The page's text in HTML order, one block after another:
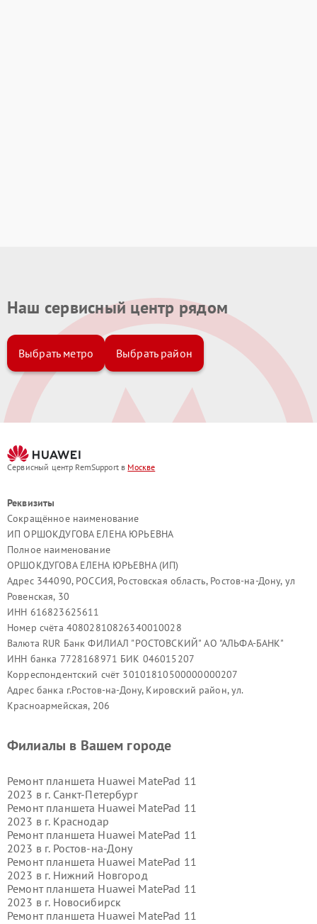
Планшет Huawei — надежное устройство, однако
эксплуатация, механические воздействия, повреждения влаги
или сбои в программной среде могут привести к
необходимости ремонта. Мы готовы выполнить
восстановление любой сложности.
Замена экрана и сенсора— устраняем трещины, пятна,
нарушения яркости.
разрядом, перегревом, нестабильной работой питания и
отсутствием зарядки.
Очистка после попадания влаги
восстановление внутренней электроники, удаление
коррозии, замену пострадавших элементов.
Ремонт разъёмов
разъём, разъём гарнитуры и контакты кнопок, устраняем
механические повреждения и проблемы пайки.
Проблемы связи— исправляем некорректную работу Wi-
Fi, Bluetooth, SIM-модуля, GPS и сбои в сетевых
интерфейсах.
Программные неисправности— устраняем вирусы,
блокировки системы и некорректную работу приложений.
Сроки, гарантии и консультации по ремонту
Мы стремимся выполнять ремонт Huawei MatePad 11 2023
максимально быстро, при этом качество остаётся
приоритетом. Большинство типичных неисправностей
Наш сервисный центр рядом
Выбрать метро Выбрать район
Сервисный центр RemSupport в Москве
Реквизиты
Сокращённое наименование
ИП ОРШОКДУГОВА ЕЛЕНА ЮРЬЕВНА
Полное наименование
ОРШОКДУГОВА ЕЛЕНА ЮРЬЕВНА (ИП)
Адрес 344090, РОССИЯ, Ростовская область, Ростов-на-Дону, ул
Ровенская, 30
ИНН 616823625611
Номер счёта 40802810826340010028
Валюта RUR Банк ФИЛИАЛ "РОСТОВСКИЙ" АО "АЛЬФА-БАНК"
ИНН банка 7728168971 БИК 046015207
Корреспондентский счёт 30101810500000000207
Адрес банка г.Ростов-на-Дону, Кировский район, ул.
Красноармейская, 206
Филиалы в Вашем городе
Ремонт планшета Huawei MatePad 11
2023 в г. Санкт-Петербург
Ремонт планшета Huawei MatePad 11
2023 в г. Краснодар
Ремонт планшета Huawei MatePad 11
2023 в г. Ростов-на-Дону
Ремонт планшета Huawei MatePad 11
2023 в г. Нижний Новгород
Ремонт планшета Huawei MatePad 11
2023 в г. Новосибирск
Ремонт планшета Huawei MatePad 11